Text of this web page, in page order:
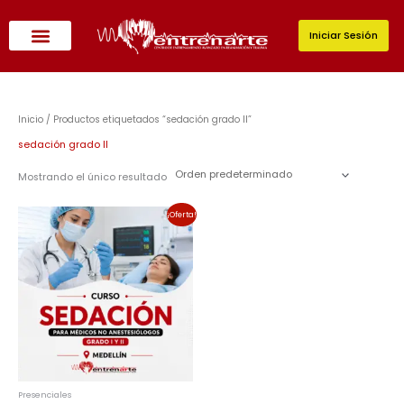
contenido
Iniciar Sesión
Inicio / Productos etiquetados “sedación grado II”
sedación grado II
Mostrando el único resultado
¡Oferta!
Presenciales
El
precio
original
era:
$280,000.00.
precio
actual
es:
$238,000.00.